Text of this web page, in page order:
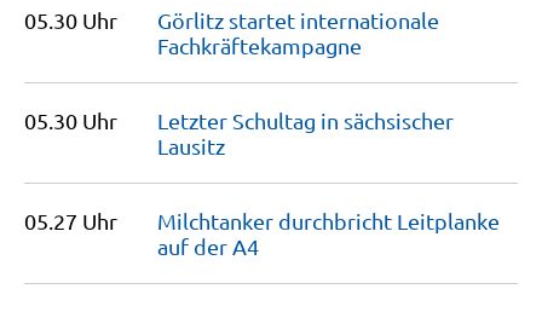
05.30 Uhr
Görlitz startet internationale
Fachkräftekampagne
05.30 Uhr
Letzter Schultag in sächsischer
Lausitz
05.27 Uhr
Milchtanker durchbricht Leitplanke
auf der A4